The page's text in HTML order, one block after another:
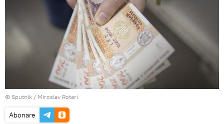
© Sputnik / Miroslav Rotari
Abonare